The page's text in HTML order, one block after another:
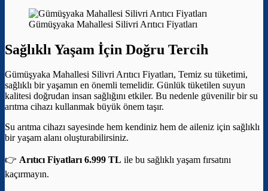
Gümüşyaka Mahallesi Silivri Arıtıcı Fiyatları
Sağlıklı Yaşam İçin Doğru Tercih
Gümüşyaka Mahallesi Silivri Arıtıcı Fiyatları, Temiz su tüketimi,
sağlıklı bir yaşamın en önemli temelidir. Günlük tüketilen suyun
kalitesi doğrudan insan sağlığını etkiler. Bu nedenle güvenilir bir su
arıtma cihazı kullanmak büyük önem taşır.
Su arıtma cihazı sayesinde hem kendiniz hem de aileniz için sağlıklı
bir yaşam alanı oluşturabilirsiniz.
👉 Arıtıcı Fiyatları 6.999 TL ile bu sağlıklı yaşam fırsatını
kaçırmayın.